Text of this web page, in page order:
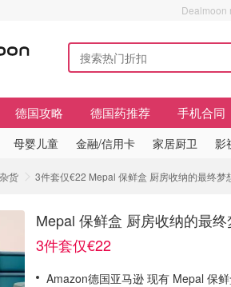
Dealmoon
德国攻略 德国药推荐 手机合同
母婴儿童 金融/信用卡 家居厨卫 影
货 3件套仅€22 Mepal 保鲜盒 厨房收纳的最终梦
Mepal 保鲜盒 厨房收纳的最
3件套仅€22
Amazon德国亚马逊 现有 Mepal 保